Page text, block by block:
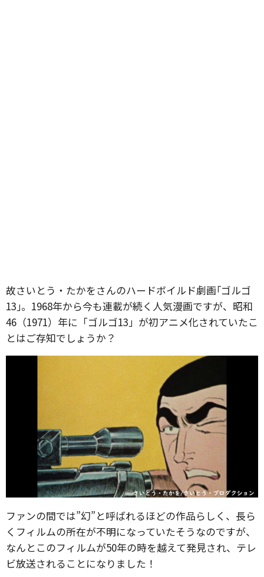
故さいとう・たかをさんのハードボイルド劇画｢ゴルゴ
13｣。1968年から今も連載が続く人気漫画ですが、昭和
46（1971）年に「ゴルゴ13」が初アニメ化されていたこ
とはご存知でしょうか？
ファンの間では”幻”と呼ばれるほどの作品らしく、長ら
くフィルムの所在が不明になっていたそうなのですが、
なんとこのフィルムが50年の時を越えて発見され、テレ
ビ放送されることになりました！